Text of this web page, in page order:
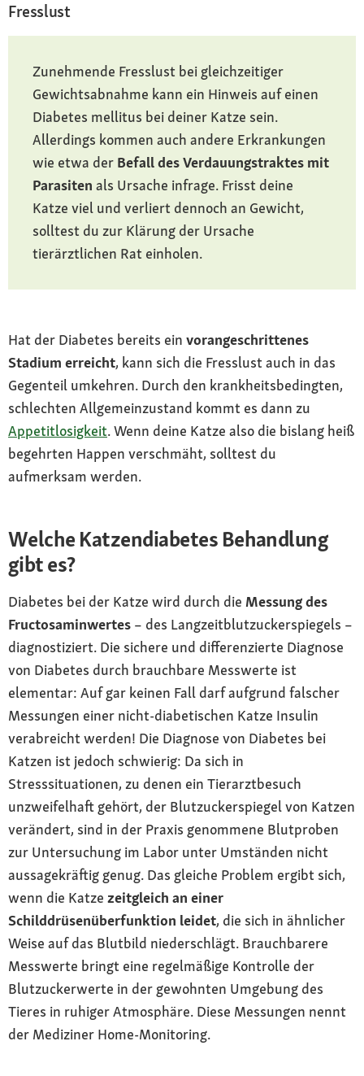
Fresslust
Zunehmende Fresslust bei gleichzeitiger
Gewichtsabnahme kann ein Hinweis auf einen
Diabetes mellitus bei deiner Katze sein.
Allerdings kommen auch andere Erkrankungen
wie etwa der Befall des Verdauungstraktes mit
Parasiten als Ursache infrage. Frisst deine
Katze viel und verliert dennoch an Gewicht,
solltest du zur Klärung der Ursache
tierärztlichen Rat einholen.
Hat der Diabetes bereits ein vorangeschrittenes
Stadium erreicht, kann sich die Fresslust auch in das
Gegenteil umkehren. Durch den krankheitsbedingten,
schlechten Allgemeinzustand kommt es dann zu
Appetitlosigkeit. Wenn deine Katze also die bislang heiß
begehrten Happen verschmäht, solltest du
aufmerksam werden.
Welche Katzendiabetes Behandlung
gibt es?
Diabetes bei der Katze wird durch die Messung des
Fructosaminwertes – des Langzeitblutzuckerspiegels –
diagnostiziert. Die sichere und differenzierte Diagnose
von Diabetes durch brauchbare Messwerte ist
elementar: Auf gar keinen Fall darf aufgrund falscher
Messungen einer nicht-diabetischen Katze Insulin
verabreicht werden! Die Diagnose von Diabetes bei
Katzen ist jedoch schwierig: Da sich in
Stresssituationen, zu denen ein Tierarztbesuch
unzweifelhaft gehört, der Blutzuckerspiegel von Katzen
verändert, sind in der Praxis genommene Blutproben
zur Untersuchung im Labor unter Umständen nicht
aussagekräftig genug. Das gleiche Problem ergibt sich,
wenn die Katze zeitgleich an einer
Schilddrüsenüberfunktion leidet, die sich in ähnlicher
Weise auf das Blutbild niederschlägt. Brauchbarere
Messwerte bringt eine regelmäßige Kontrolle der
Blutzuckerwerte in der gewohnten Umgebung des
Tieres in ruhiger Atmosphäre. Diese Messungen nennt
der Mediziner Home-Monitoring.